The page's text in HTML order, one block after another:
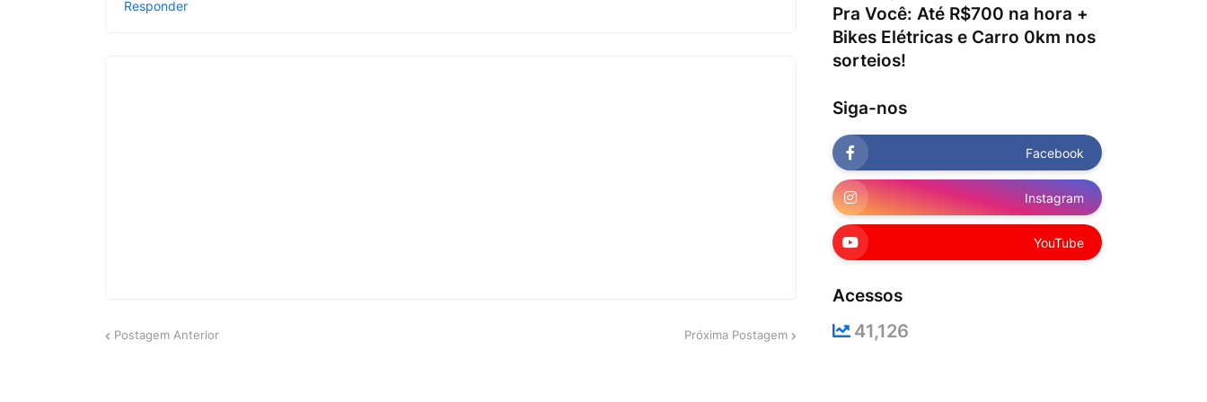
Responder
Postagem Anterior Próxima Postagem
Pra Você: Até R$700 na hora +
Bikes Elétricas e Carro 0km nos
sorteios!
Siga-nos
Facebook
Instagram
YouTube
Acessos
41,126